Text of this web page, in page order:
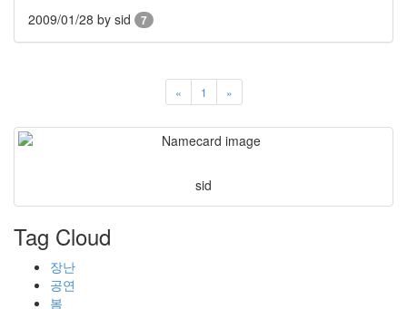
2009/01/28 by sid 7
« 1 »
sid
Tag Cloud
장난
공연
봄